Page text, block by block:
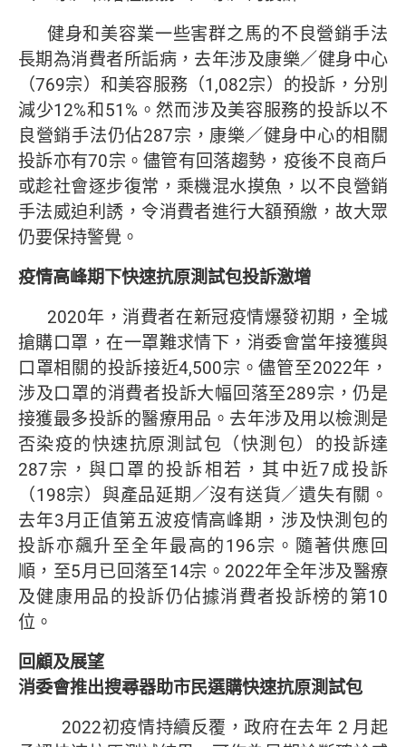
健身和美容業一些害群之馬的不良營銷手法
長期為消費者所詬病，去年涉及康樂／健身中心
（769宗）和美容服務（1,082宗）的投訴，分別
減少12%和51%。然而涉及美容服務的投訴以不
良營銷手法仍佔287宗，康樂／健身中心的相關
投訴亦有70宗。儘管有回落趨勢，疫後不良商戶
或趁社會逐步復常，乘機混水摸魚，以不良營銷
手法威迫利誘，令消費者進行大額預繳，故大眾
仍要保持警覺。
疫情高峰期下快速抗原測試包投訴激增
2020年，消費者在新冠疫情爆發初期，全城
搶購口罩，在一罩難求情下，消委會當年接獲與
口罩相關的投訴接近4,500宗。儘管至2022年，
涉及口罩的消費者投訴大幅回落至289宗，仍是
接獲最多投訴的醫療用品。去年涉及用以檢測是
否染疫的快速抗原測試包（快測包）的投訴達
287宗，與口罩的投訴相若，其中近7成投訴
（198宗）與產品延期／沒有送貨／遺失有關。
去年3月正值第五波疫情高峰期，涉及快測包的
投訴亦飆升至全年最高的196宗。隨著供應回
順，至5月已回落至14宗。2022年全年涉及醫療
及健康用品的投訴仍佔據消費者投訴榜的第10
位。
回顧及展望
消委會推出搜尋器助市民選購快速抗原測試包
2022初疫情持續反覆，政府在去年 2 月起